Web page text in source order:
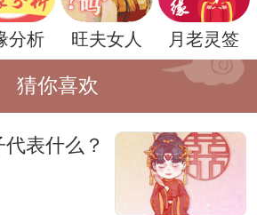
望。作为一种社会地位和财
往往与权力和影响力联系在
拥有一座豪宅，可能暗示着
对于控制力和自主权的追
能力和影响力的渴望。
豪宅并非仅仅是对于物质的
分析 旺夫女人 月老灵签
猜你喜欢
表什么？